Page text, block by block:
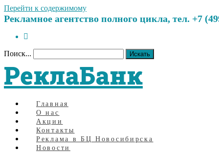
Перейти к содержимому
Рекламное агентство полного цикла, тел. +7
Поиск... Искать
РеклаБанк
Главная
О нас
Акции
Контакты
Реклама в БЦ Новосибирска
Новости